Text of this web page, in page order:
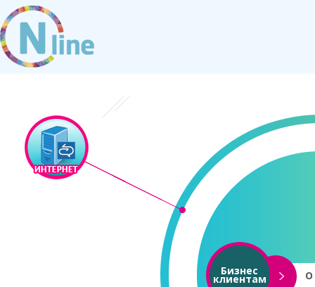
Бизнес
клиентам О